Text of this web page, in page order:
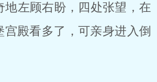
左顾右盼，四处张望，在
殿看多了，可亲身进入倒